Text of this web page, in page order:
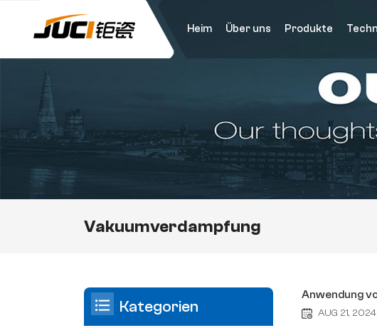
Heim Über uns Produkte
Vakuumverdampfung
Anwendung
AUG 21, 2024
Kategorien